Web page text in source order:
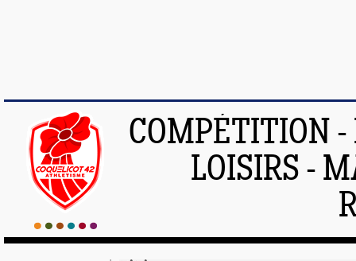
COMPÉTITION -
LOISIRS -